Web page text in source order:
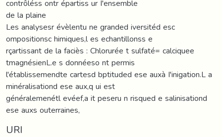
contrôléss ontr épartiss ur I'ensemble
de la plaine
Les analysesr évèlentu ne granded iversitéd esc
ompositionsc himiques,l es echantillonss e
rçartissant de la faciès : Chlorurée t sulfaté= calciquee
tmagnésienL.e s donnéeso nt permis
l'établissemendte cartesd bptituded ese auxà I'inigation.L a
minéralisationd ese aux,q ui est
généralemenétl evéef,a it peseru n risqued e salinisationd
ese auxs outerraines,
URI